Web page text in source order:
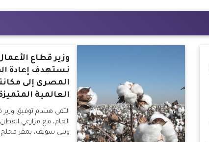
وزير قطاع
نستهدف إعادة
المصرى إلى
العالمية
التقى هشام توفيق وزير
العام، مع مزارعي
وبنى سويف، بمقر محلج